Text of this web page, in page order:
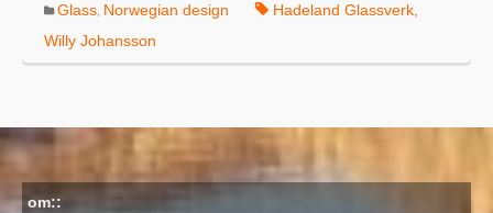
Glass Norwegian design Hadeland Glassverk
Willy Johansson
om::